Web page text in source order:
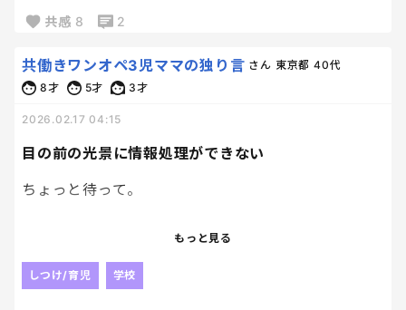
共感 8 2
目の前の光景に情報処理ができない
共働きワンオペ3児ママの独り言 さん 東京都 40代
8才
5才 3才
2026.02.17 04:15
ちょっと待って。
うちの小1、今学校だよね？
もっと見る
しつけ/育児 学校